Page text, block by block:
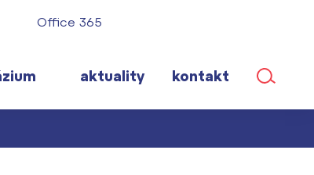
aktuality kontakt
Office 365